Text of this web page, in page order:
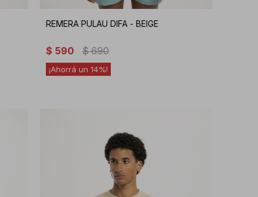
REMERA PULAU DIFA - BEIGE
$ 590 $ 690
14